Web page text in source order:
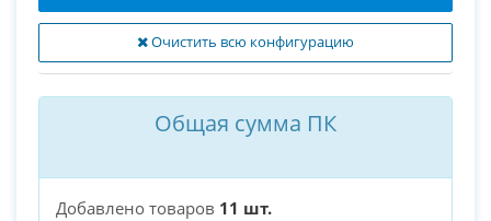
Очистить всю конфигурацию
Общая сумма ПК
Добавлено товаров 11 шт.